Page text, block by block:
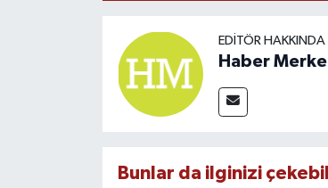
EDITÖR HAKKINDA
Haber
Bunlar da ilginizi